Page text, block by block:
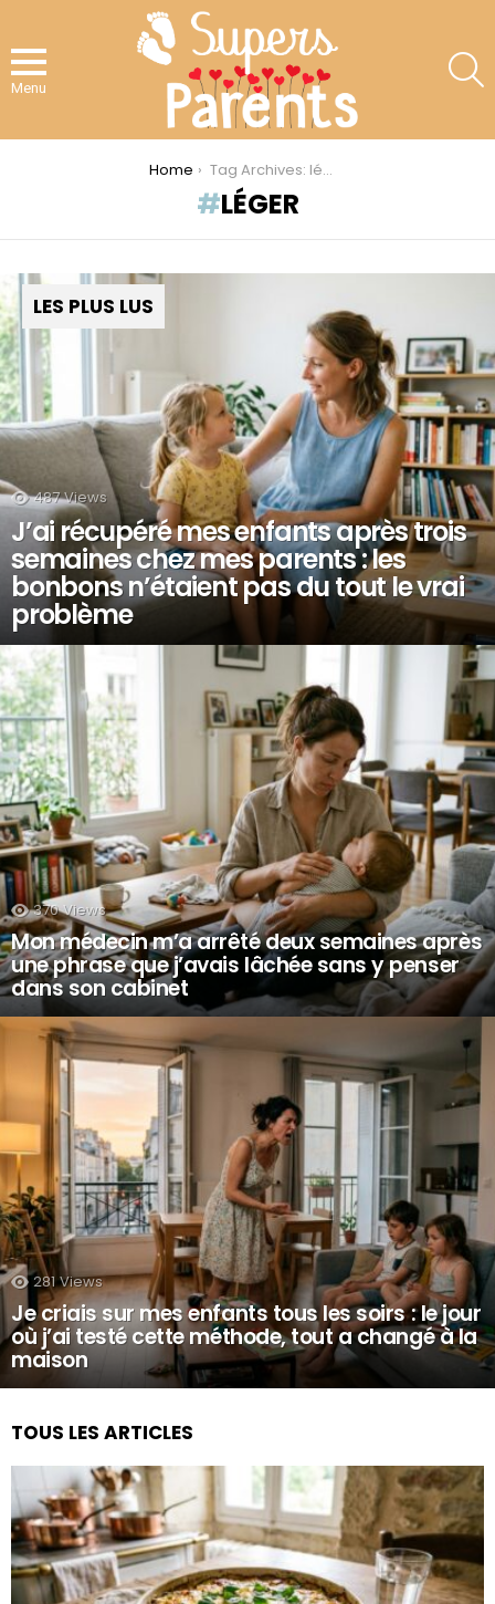
Menu
Home Tag Archives: léger
LÉGER
LES PLUS LUS
487 Views
J’ai récupéré mes enfants après trois
semaines chez mes parents : les
bonbons n’étaient pas du tout le vrai
problème
370 Views
Mon médecin m’a arrêté deux semaines après
une phrase que j’avais lâchée sans y penser
dans son cabinet
281 Views
Je criais sur mes enfants tous les soirs : le jour
où j’ai testé cette méthode, tout a changé à la
maison
TOUS LES ARTICLES